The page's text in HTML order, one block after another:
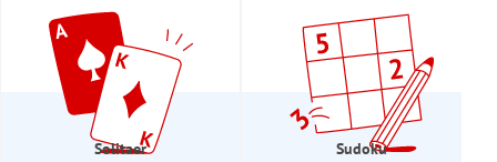
Solitaer Sudoku